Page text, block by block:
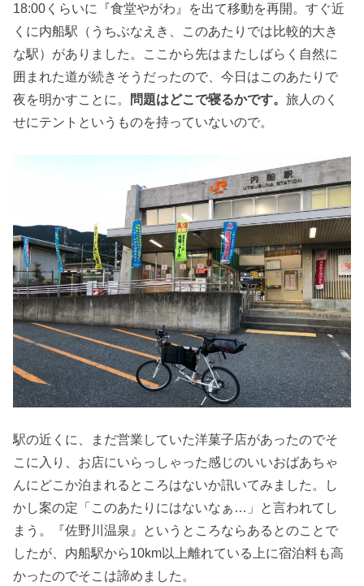
18:00くらいに『食堂やがわ』を出て移動を再開。すぐ近
くに内船駅（うちぶなえき、このあたりでは比較的大き
な駅）がありました。ここから先はまたしばらく自然に
囲まれた道が続きそうだったので、今日はこのあたりで
夜を明かすことに。 問題はどこで寝るかです。旅人のく
せにテントというものを持っていないので。
駅の近くに、まだ営業していた洋菓子店があったのでそ
こに入り、お店にいらっしゃった感じのいいおばあちゃ
んにどこか泊まれるところはないか訊いてみました。し
かし案の定「このあたりにはないなぁ…」と言われてし
まう。『佐野川温泉』というところならあるとのことで
したが、内船駅から10km以上離れている上に宿泊料も高
かったのでそこは諦めました。